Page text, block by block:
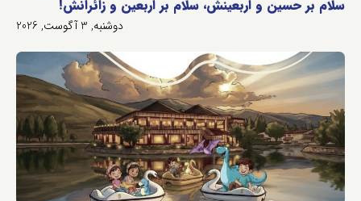
سلام بر حسین و اربعینش، سلام بر اربعین و زائرانش!
دوشنبه, 3 آگوست, 2026